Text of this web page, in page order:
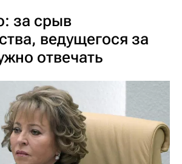
за срыв
ведущегося за
отвечать